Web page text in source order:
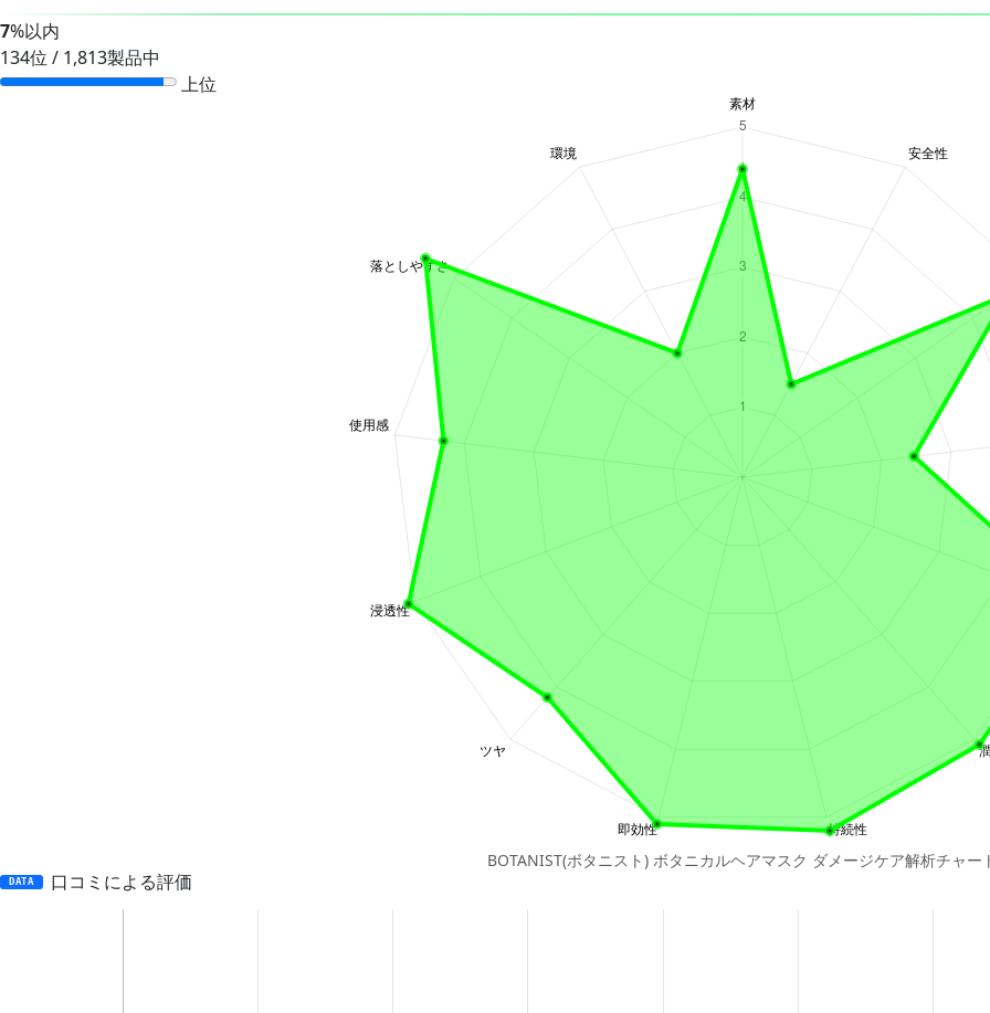
7%以内
134位 / 1,813製品中
上位
BOTANIST(ボタニスト) ボタニカルヘアマスク ダメージケア解析チャー
DATA 口コミによる評価